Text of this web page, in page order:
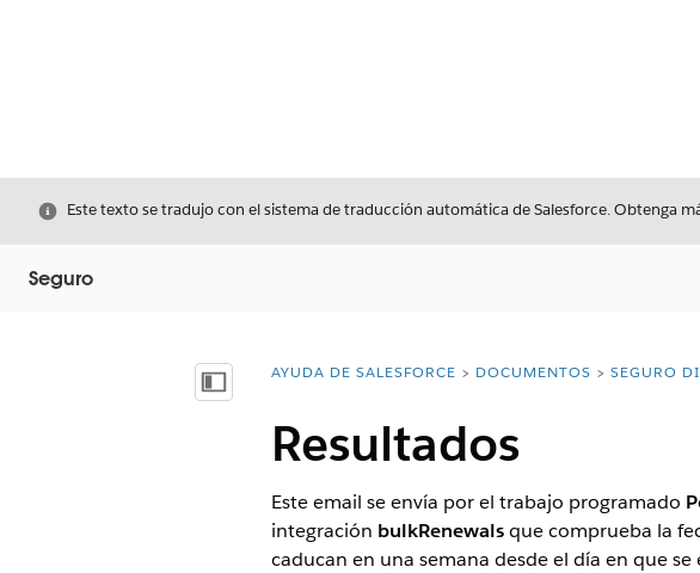
Cerrar
Este texto se tradujo con el sistema de traducción automática de Salesforce. Obtenga
Seguro
Mostrar índice de materias
Usted está aquí:
AYUDA DE SALESFORCE DOCUMENTOS SEGURO
Resultados
Este email se envía por el trabajo programado
integración bulkRenewalsque comprueba la
caducan en una semana desde el día en que